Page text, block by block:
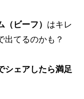
（ビーフ） はキレ
出てるのかも？
シェアしたら満足